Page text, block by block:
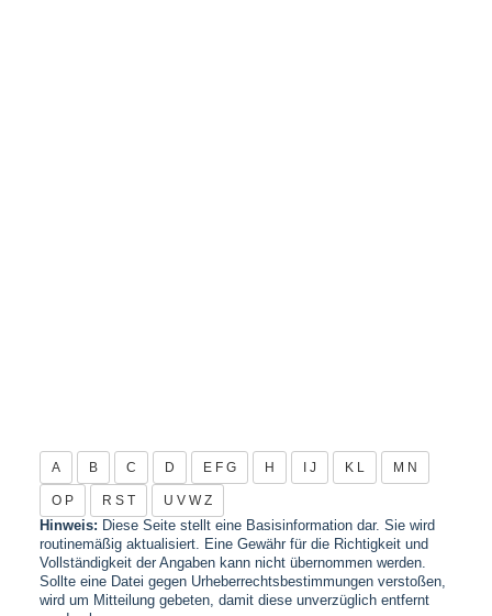
A B C D E F G H I J K L M N
O P R S T
U V W Z
Hinweis: Diese Seite stellt eine Basisinformation dar. Sie wird
routinemäßig aktualisiert. Eine Gewähr für die Richtigkeit und
Vollständigkeit der Angaben kann nicht übernommen werden.
Sollte eine Datei gegen Urheberrechtsbestimmungen verstoßen,
wird um Mitteilung gebeten, damit diese unverzüglich entfernt